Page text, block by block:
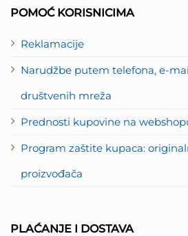
POMOĆ KORISNICIMA
Reklamacije
Narudžbe putem telefona, e-
društvenih mreža
Prednosti kupovine na
Program zaštite kupaca:
proizvođača
PLAĆANJE I DOSTAVA